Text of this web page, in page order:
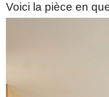
Voici la pièce en